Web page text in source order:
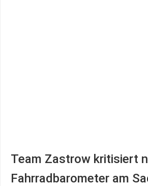
Team Zastrow kritisiert
Fahrradbarometer am